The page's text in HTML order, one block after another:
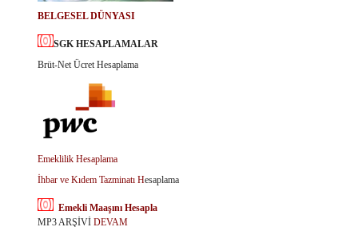
BELGESEL DÜNYASI
SGK HESAPLAMALAR
Brüt-Net Ücret Hesaplama
Emeklilik Hesaplama
İhbar ve Kıdem Tazminatı Hesaplama
Emekli Maaşını Hesapla
MP3 ARŞİVİ DEVAM